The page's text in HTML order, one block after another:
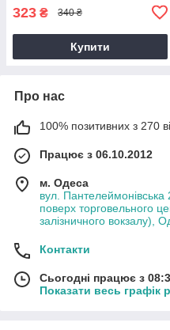
323 ₴ 340 ₴
Купити
Про нас
100% позитивних з 270
Працює з 06.10.2012
м. Одеса
вул.
поверх торговельного
залізничного вокзалу),
Контакти
Сьогодні працює з
Показати весь графік